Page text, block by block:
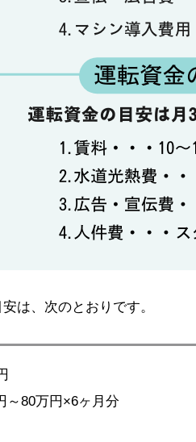
は、次のとおりです。
～80万円×6ヶ月分